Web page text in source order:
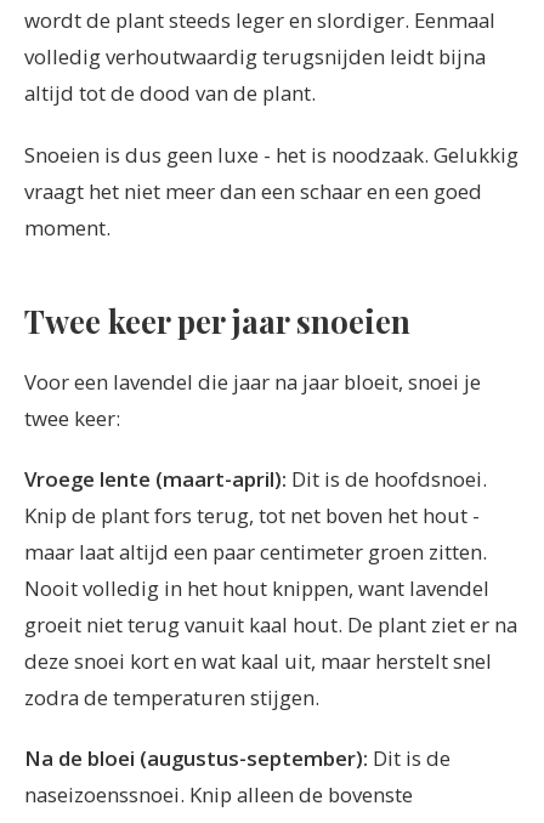
wordt de plant steeds leger en slordiger. Eenmaal
volledig verhoutwaardig terugsnijden leidt bijna
altijd tot de dood van de plant.
Snoeien is dus geen luxe - het is noodzaak. Gelukkig
vraagt het niet meer dan een schaar en een goed
moment.
Twee keer per jaar snoeien
Voor een lavendel die jaar na jaar bloeit, snoei je
twee keer:
Vroege lente (maart-april): Dit is de hoofdsnoei.
Knip de plant fors terug, tot net boven het hout -
maar laat altijd een paar centimeter groen zitten.
Nooit volledig in het hout knippen, want lavendel
groeit niet terug vanuit kaal hout. De plant ziet er na
deze snoei kort en wat kaal uit, maar herstelt snel
zodra de temperaturen stijgen.
Na de bloei (augustus-september): Dit is de
naseizoenssnoei. Knip alleen de bovenste